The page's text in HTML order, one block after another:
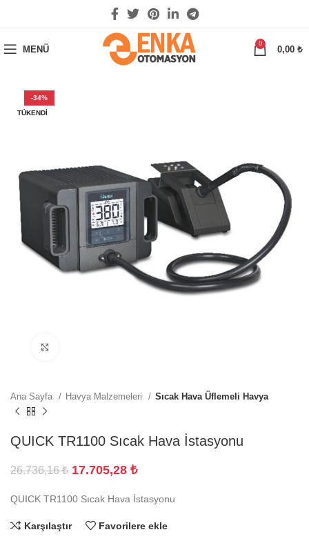
MENÜ
0
0,00 ₺
-34%
TÜKENDI
Ana Sayfa Havya Malzemeleri Sıcak Hava Üflemeli Havya
QUICK TR1100 Sıcak Hava İstasyonu
26.736,16₺ 17.705,28 ₺
QUICK TR1100 Sıcak Hava İstasyonu
Karşılaştır Favorilere ekle